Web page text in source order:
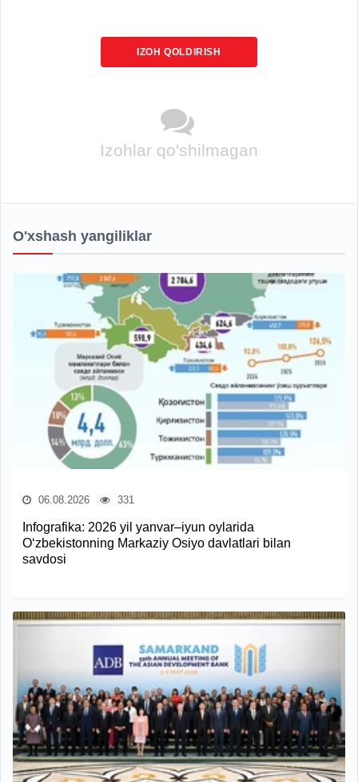
IZOH QOLDIRISH
Izohlar qo'shilmagan
O'xshash yangiliklar
06.08.2026 331
Infografika: 2026 yil yanvar–iyun oylarida
O‘zbekistonning Markaziy Osiyo davlatlari bilan
savdosi